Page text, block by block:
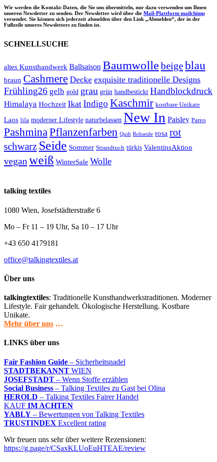
Wir werden die Kontakt-Daten, die Sie uns übermitteln, nur dazu verwenden um Ihnen
unseren Newsletter zu senden. Der Newsletter wird über die Mail-Plattform mailchimp
versendet. Sie können sich jederzeit abmelden über den Link „Abmelden“, der in der
Fußzeile unseres Newsletters zu finden ist.
SCHNELLSUCHE
altes Kunsthandwerk Ballsaison Baumwollebeigeblau
braun Cashmere Decke exquisite traditionelle Designs
Frühling26 gelb gold grau grün handbestickt Handblockdruck
Himalaya Hochzeit Ikat Indigo Kaschmir kostbare Unikate
Laos lila moderner Lifestyle naturbelassen New In Paisley Pareo
PashminaPflanzenfarben Quilt Rohseide rosa rot
schwarz Seide Sommer Strandtuch türkis ValentinsAktion
vegan weiß WinterSale Wolle
talking textiles
1080 Wien, Josefstädterstraße 6
Mo – Fr 11 – 19 Uhr, Sa 10 – 17 Uhr
+43 650 4179181
office@talkingtextiles.at
Über uns
talkingtextiles: Traditionelle Kunsthandwerkstraditionen. Moderner
Lifestyle. Fair gehandelt. Ökologische Herstellung. Kostbare
Unikate.
Mehr über uns …
LINKS über uns
Fair Fashion Guide – Sicherheitsnadel
STADTBEKANNT WIEN
JOSEFSTADT – Wenn Stoffe erzählen
Social Business – Talking Textiles zu Gast bei Olina
HEROLD – Talking Textiles Fairer Handel
KAUF IM ACHTEN
YABLY – Bewertungen von Talking Textiles
TRUSTINDEX Excellent rating
Wir freuen uns sehr über weitere Rezensionen:
https://g.page/r/CSaxKLUoEuHTEAE/review